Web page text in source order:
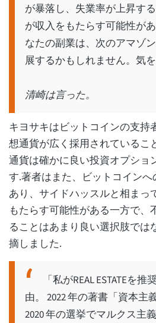
が暴落し、失業率が上昇す
が収入をもたらす可能性が
なたの副業は、次のアマゾ
展するかもしれません。気
清崎は言った。
キヨサキはビットコインの支持
想通貨が広く採用されているこ
通貨は確かに良い投資オプショ
す.著者はまた、ビットコイン
あり、サイドハッスルと相まっ
もたらす可能性がある一方で、
ることはあまり良い選択肢では
摘しました.
「私がREAL ESTATEを
由。 2022 年の著書「資本主
2020 年の選挙でマルクス主